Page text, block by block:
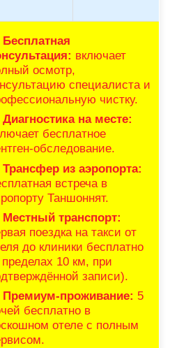
Бесплатная
включает
осмотр,
специалиста и
чистку.
Диагностика на месте:
бесплатное
обследование.
Трансфер из аэропорта:
встреча в
Таншоннят.
Местный транспорт:
поездка на такси от
до клиники бесплатно
пределах 10 км, при
записи).
Премиум-проживание: 5
бесплатно в
отеле с полным